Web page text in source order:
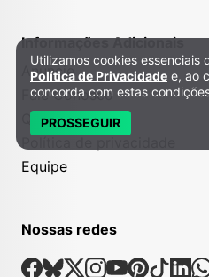
Informações Adicionais
Anuncie
Fale Conosco
Quem somos
Equipe
Nossas redes
Nossas Redes Sociais
Facebook
Bsky
X Instagram
Youtube
Pinterest
Política de Privacidade e
Utilizamos cookies essenciais
Política de Privacidade e, ao
concorda com estas
PROSSEGUIR